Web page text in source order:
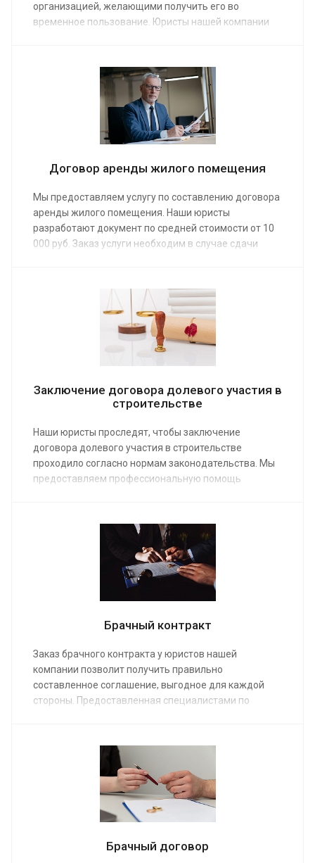
организацией, желающими получить его во
временное пользование. Юристы нашей компании
гарантирует, что будут соблюдены права обеих
сторон. Средняя стоимость работы адвоката по
земельным вопросам от 5 000 руб.
Договор аренды жилого помещения
Мы предоставляем услугу по составлению договора
аренды жилого помещения. Наши юристы
разработают документ по средней стоимости от 10
000 руб. Заказ услуги необходим в случае сдачи
жилищным вопросам грамотно составит договор и
проследит, чтобы он был подписан и заверен
уполномоченными лицами.
Заключение договора долевого участия в
строительстве
Наши юристы проследят, чтобы заключение
договора долевого участия в строительстве
проходило согласно нормам законодательства. Мы
предоставляем профессиональную помощь
вопросы. Средняя стоимость комплексного
обслуживания от 10 000 руб. Заказать первую
консультацию можно по телефону или через
онлайн-чат на сайте.
Брачный контракт
Заказ брачного контракта у юристов нашей
компании позволит получить правильно
составленное соглашение, выгодное для каждой
стороны. Предоставленная специалистами по
супругов от разногласий.
Брачный договор